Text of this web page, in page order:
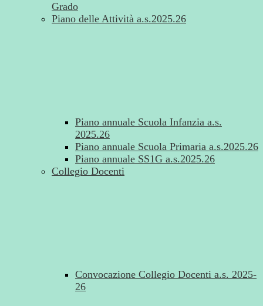
Grado
Piano delle Attività a.s.2025.26
Piano annuale Scuola Infanzia a.s.
2025.26
Piano annuale Scuola Primaria a.s.2025.26
Piano annuale SS1G a.s.2025.26
Collegio Docenti
Convocazione Collegio Docenti a.s. 2025-
26